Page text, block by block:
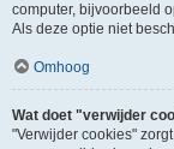
computer, bijvoorbeeld
Als deze optie niet
Omhoog
Wat doet "verwijder
"Verwijder cookies"